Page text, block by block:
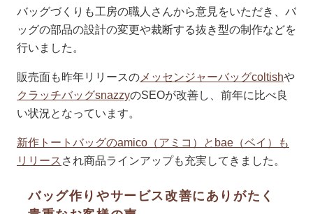
バッグづくりも工房の職人さんから意見をいただき、バ
ッグの部品の設計の変更や裁断する抜き型の制作などを
行いました。
販売面も昨年リリースのメッセンジャーバッグcoltishや
クラッチバッグsnazzyのSEOが改善し、前年に比べ良
い状況となっています。
新作トートバッグのamico（アミコ）とbae（ベイ）も
リリース され商品ラインアップも充実してきました。
バッグ作りやサービス改善にありがたく